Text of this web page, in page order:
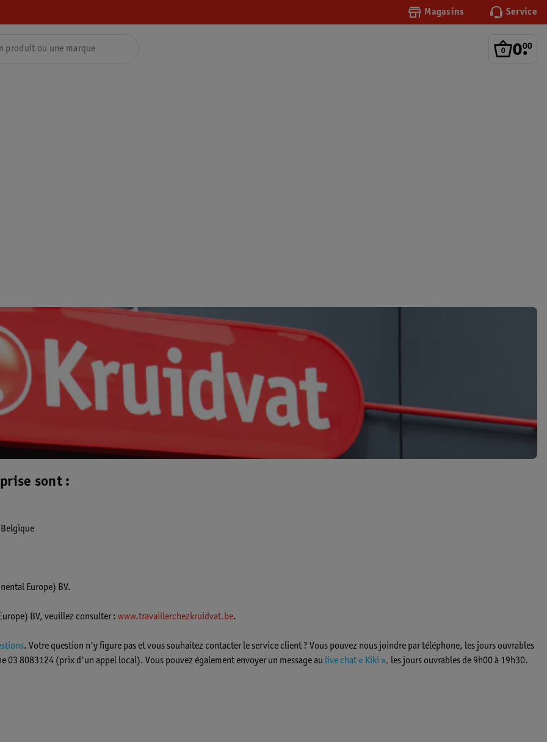
Magasins Service
0.
00
sont :
Europe) BV.
BV, veuillez consulter : www.travaillerchezkruidvat.be.
. Votre question n'y figure pas et vous souhaitez contacter le service client ? Vous pouvez nous joindre par téléphone, les jours ouvrables
03 8083124 (prix d'un appel local). Vous pouvez également envoyer un message au live chat « Kiki », les jours ouvrables de 9h00 à 19h30.